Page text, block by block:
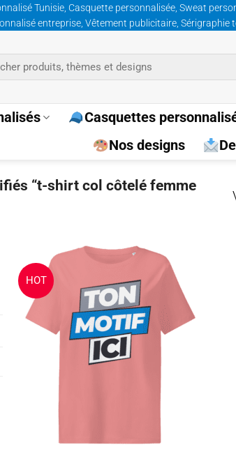
Tunisie, Casquette personnalisée, Sweat
entreprise, Vêtement publicitaire, Sérigraphie
Casquettes
Nos designs
“t-shirt col côtelé femme
HOT
Ajouter
wishlist